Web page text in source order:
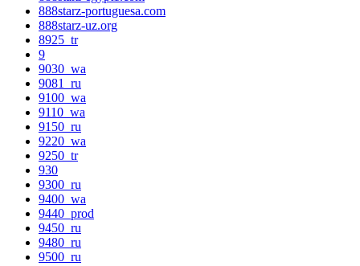
888starz-portuguesa.com
888starz-uz.org
8925_tr
9
9030_wa
9081_ru
9100_wa
9110_wa
9150_ru
9220_wa
9250_tr
930
9300_ru
9400_wa
9440_prod
9450_ru
9480_ru
9500_ru